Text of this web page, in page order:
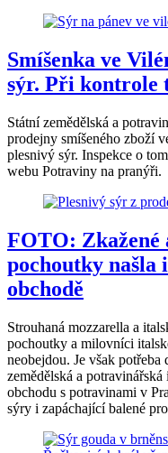
Smíšenka ve
sýr. Při kontrole
Státní zemědělská a
prodejny smíšeného zboží
plesnivý sýr. Inspekce o
webu Potraviny na pranýři.
FOTO: Zkažené
pochoutky našla
obchodě
Strouhaná mozzarella a
pochoutky a milovníci
neobejdou. Je však
zemědělská a
obchodu s potravinami v
sýry i zapáchající balené